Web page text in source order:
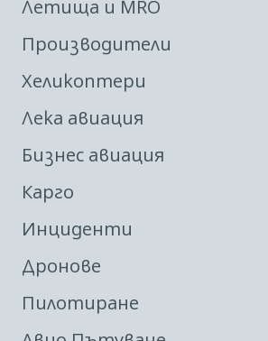
Летища и MRO
Производители
Хеликоптери
Лека авиация
Бизнес авиация
Карго
Инциденти
Дронове
Пилотиране